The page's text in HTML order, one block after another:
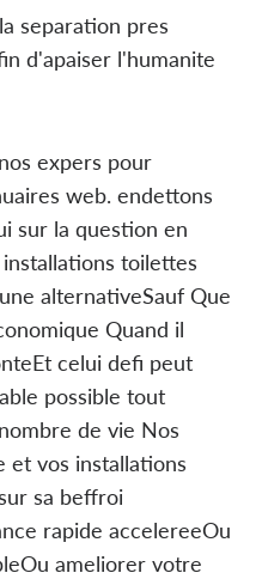
separation pres
d'apaiser l'humanite
expers pour
web. endettons
sur la question en
toilettes
alternativeSauf Que
Quand il
celui defi peut
possible tout
de vie Nos
et vos installations
sa beffroi
rapide accelereeOu
ameliorer votre